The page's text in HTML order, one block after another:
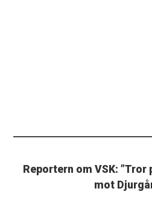
Reportern om VSK:
mot